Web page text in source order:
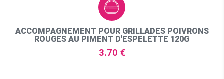
ACCOMPAGNEMENT POUR GRILLADES POIVRONS
ROUGES AU PIMENT D'ESPELETTE 120G
3.70 €